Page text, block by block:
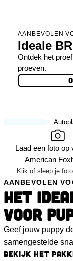
AANBEVOLEN
Ideale
Ontdek het
proeven.
Laad een foto op
American
Klik of sleep je
AANBEVOLEN
HET
VOOR
Geef jouw puppy
samengestelde
BEKIJK HET